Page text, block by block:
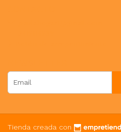
Tienda creada con